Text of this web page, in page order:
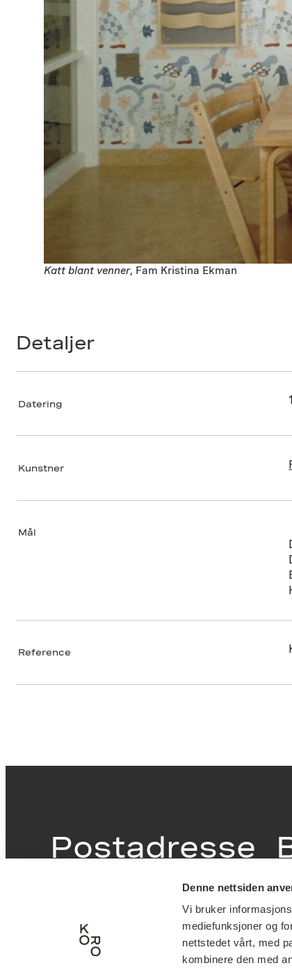
Denne nettsiden
Vi bruker
mediefunksjoner og
nettstedet vårt, med
kombinere den med
Katt blant venner, Fam Kristina Ekman
Detaljer
Datering
Kunstner
Mål
Reference
Postadresse
0130 Oslo